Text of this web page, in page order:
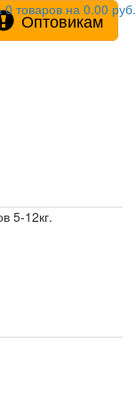
0 товаров на 0.00 руб.
Оптовикам
5-12кг.